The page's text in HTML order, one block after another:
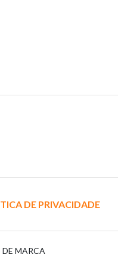
DE PRIVACIDADE
MARCA